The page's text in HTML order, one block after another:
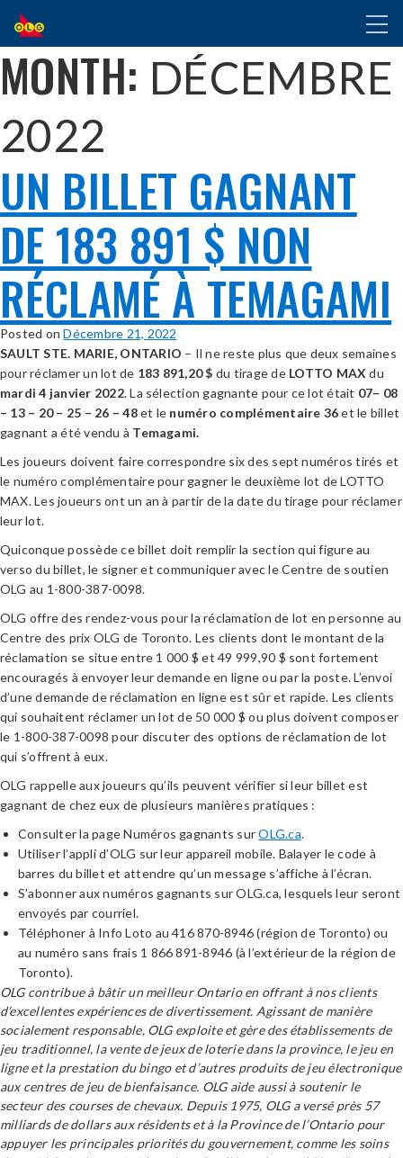
ALLER
AU
CONTENU
PRINCIPAL
MONTH: DÉCEMBRE
2022
UN BILLET GAGNANT
DE 183 891 $ NON
RÉCLAMÉ À TEMAGAMI
Posted onDécembre 21, 2022
SAULT STE. MARIE, ONTARIO – Il ne reste plus que deux semaines
pour réclamer un lot de 183 891,20$ du tirage de LOTTO MAX du
mardi 4 janvier 2022. La sélection gagnante pour ce lot était 07– 08
– 13 – 20 – 25 – 26 – 48et le numéro complémentaire 36et le billet
gagnant a été vendu à Temagami.
Les joueurs doivent faire correspondre six des sept numéros tirés et
le numéro complémentaire pour gagner le deuxième lot de LOTTO
MAX. Les joueurs ont un an à partir de la date du tirage pour réclamer
leur lot.
Quiconque possède ce billet doit remplir la section qui figure au
verso du billet, le signer et communiquer avec le Centre de soutien
OLG au 1-800-387-0098.
OLG offre des rendez-vous pour la réclamation de lot en personne au
Centre des prix OLG de Toronto. Les clients dont le montant de la
réclamation se situe entre 1 000 $ et 49 999,90 $ sont fortement
encouragés à envoyer leur demande en ligne ou par la poste. L’envoi
d’une demande de réclamation en ligne est sûr et rapide. Les clients
qui souhaitent réclamer un lot de 50 000 $ ou plus doivent composer
le 1-800-387-0098 pour discuter des options de réclamation de lot
qui s’offrent à eux.
OLG rappelle aux joueurs qu’ils peuvent vérifier si leur billet est
gagnant de chez eux de plusieurs manières pratiques :
Consulter la page Numéros gagnants surOLG.ca.
Utiliser l’appli d’OLG sur leur appareil mobile. Balayer le code à
barres du billet et attendre qu’un message s’affiche à l’écran.
S’abonner aux numéros gagnants sur OLG.ca, lesquels leur seront
envoyés par courriel.
Téléphoner à Info Loto au 416 870-8946 (région de Toronto) ou
au numéro sans frais 1 866 891-8946 (à l’extérieur de la région de
Toronto).
OLG contribue à bâtir un meilleur Ontario en offrant à nos clients
d’excellentes expériences de divertissement. Agissant de manière
socialement responsable, OLG exploite et gère des établissements de
jeu traditionnel, la vente de jeux de loterie dans la province, le jeu en
ligne et la prestation du bingo et d’autres produits de jeu électronique
aux centres de jeu de bienfaisance. OLG aide aussi à soutenir le
secteur des courses de chevaux. Depuis 1975, OLG a versé près 57
milliards de dollars aux résidents et à la Province de l’Ontario pour
appuyer les principales priorités du gouvernement, comme les soins